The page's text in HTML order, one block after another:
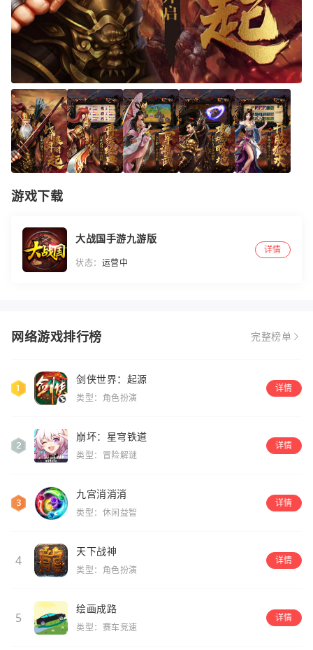
游戏下载
大战国手游九游版
状态： 运营中
详情
网络游戏排行榜 完整榜单
剑侠世界：起源
类型：角色扮演
详情
崩坏：星穹铁道
类型：冒险解谜
详情
九宫消消消
类型：休闲益智
详情
4
天下战神
类型：角色扮演
详情
5
绘画成路
类型：赛车竞速
详情